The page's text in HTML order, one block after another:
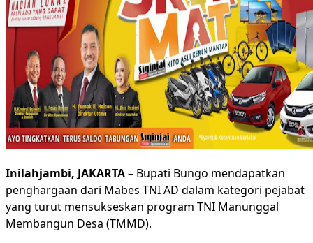
Inilahjambi, JAKARTA– Bupati Bungo mendapatkan
penghargaan dari Mabes TNI AD dalam kategori pejabat
yang turut mensukseskan program TNI Manunggal
Membangun Desa (TMMD).